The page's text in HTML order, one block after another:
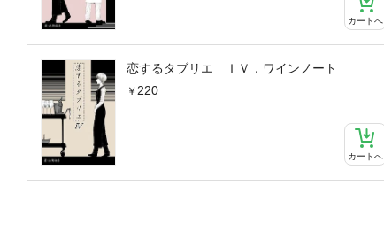
カートへ
恋するタブリエ ＩＶ．ワインノート
220
カートへ